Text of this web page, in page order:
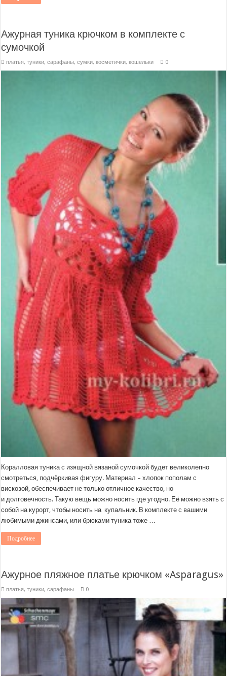
Ажурная туника крючком в комплекте с
сумочкой
платья, туники, сарафаны,сумки, косметички, кошельки 0
Коралловая туника с изящной вязаной сумочкой будет великолепно
смотреться, подчёркивая фигуру. Материал – хлопок пополам с
вискозой, обеспечивает не только отличное качество, но
и долговечность. Такую вещь можно носить где угодно. Её можно взять с
собой на курорт, чтобы носить на купальник. В комплекте с вашими
любимыми джинсами, или брюками туника тоже …
Подробнее
Ажурное пляжное платье крючком «Asparagus»
платья, туники, сарафаны 0